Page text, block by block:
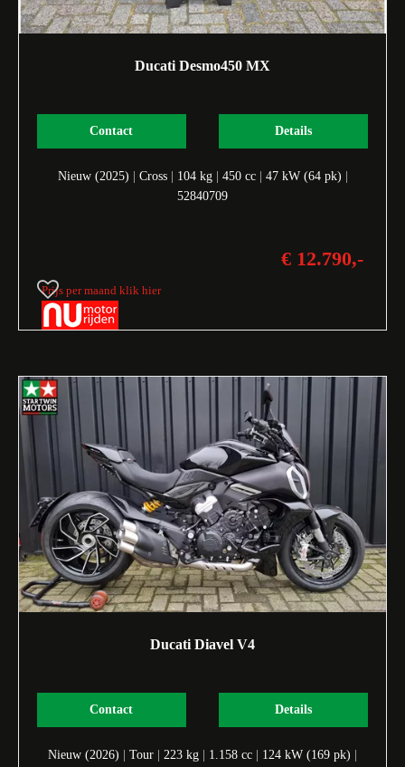
Ducati Desmo450 MX
Details
Contact
Nieuw (2025) | Cross| 104 kg| 450 cc| 47 kW (64 pk) |
52840709
€ 12.790,-
Prijs per maand klik hier
Ducati Diavel V4
Details
Contact
Nieuw (2026) Tour 223 kg 1.158 cc 124 kW (169 pk)